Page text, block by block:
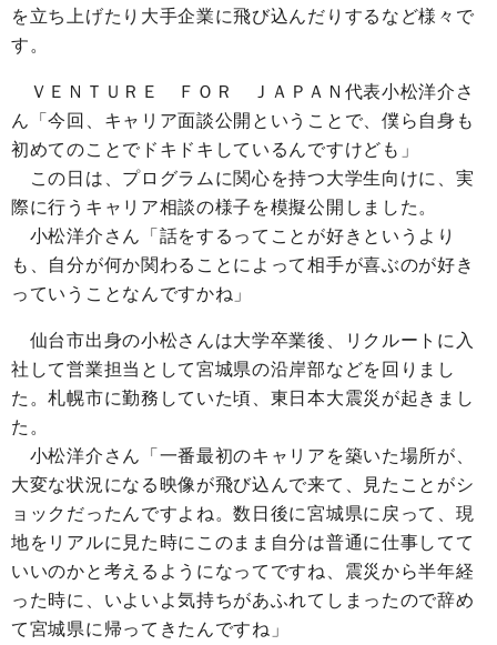
を立ち上げたり大手企業に飛び込んだりするなど様々で
す。
ＶＥＮＴＵＲＥ ＦＯＲ ＪＡＰＡＮ代表小松洋介さ
ん「今回、キャリア面談公開ということで、僕ら自身も
初めてのことでドキドキしているんですけども」
この日は、プログラムに関心を持つ大学生向けに、実
際に行うキャリア相談の様子を模擬公開しました。
小松洋介さん「話をするってことが好きというより
も、自分が何か関わることによって相手が喜ぶのが好き
っていうことなんですかね」
仙台市出身の小松さんは大学卒業後、リクルートに入
社して営業担当として宮城県の沿岸部などを回りまし
た。札幌市に勤務していた頃、東日本大震災が起きまし
た。
小松洋介さん「一番最初のキャリアを築いた場所が、
大変な状況になる映像が飛び込んで来て、見たことがシ
ョックだったんですよね。数日後に宮城県に戻って、現
地をリアルに見た時にこのまま自分は普通に仕事してて
いいのかと考えるようになってですね、震災から半年経
った時に、いよいよ気持ちがあふれてしまったので辞め
て宮城県に帰ってきたんですね」